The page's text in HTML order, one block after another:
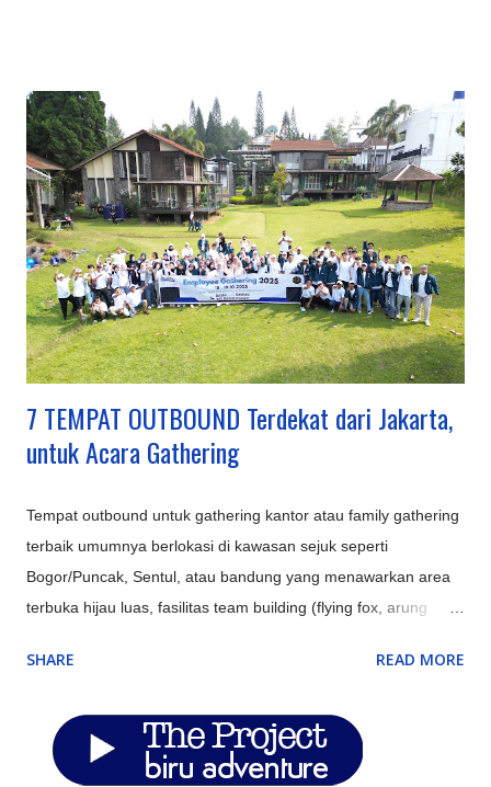
Bandung dengan sentuhan instagrammable dan edukatif.
Inovasi Destinasi Wisata Bandung Terbaru & Kekinian: Sarae
Hills : Menyajikan miniatur bangunan ikonik dunia (Eiffel,
Patung Liberty, dll.) dengan konsep 'keliling dunia dalam
sehari'. Nimo Highland : Menawarkan pemandangan kebun teh
dan jembatan kaca berbentuk U, ditambah fasilitas glamping
mewah. Hutan Mycelia Cikole : Konsep unik bertema jamur
dengan instalasi lampu artistik, cocok untuk suasana m...
7 TEMPAT OUTBOUND Terdekat dari Jakarta,
untuk Acara Gathering
Tempat outbound untuk gathering kantor atau family gathering
terbaik umumnya berlokasi di kawasan sejuk seperti
Bogor/Puncak, Sentul, atau bandung yang menawarkan area
terbuka hijau luas, fasilitas team building (flying fox, arung
penginapan resort atau villa untuk memaksimalkan
alternatif di sekitar Jakarta (Bodetabek) untuk efisiensi biaya,
meningkatkan produktivitas, dan memberikan suasana baru
SHARE READ MORE